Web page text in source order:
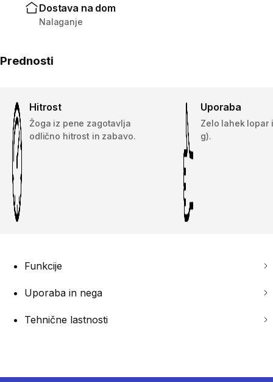
Dostava na dom
Nalaganje
Prednosti
Hitrost
Žoga iz pene zagotavlja
odlično hitrost in zabavo.
Uporaba
Zelo lahek lopar
g).
Funkcije
Uporaba in nega
Tehnične lastnosti